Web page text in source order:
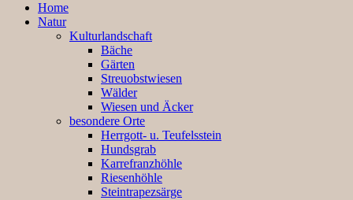
Home
Natur
Kulturlandschaft
Bäche
Gärten
Streuobstwiesen
Wälder
Wiesen und Äcker
besondere Orte
Herrgott- u. Teufelsstein
Hundsgrab
Karrefranzhöhle
Riesenhöhle
Steintrapezsärge